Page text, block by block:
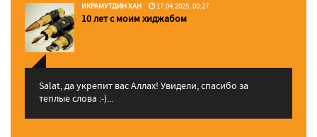
ИКРАМУТДИН ХАН 17.04.2025, 00:27
10 лет с моим хиджабом
Salat, да укрепит вас Аллаx! Увидели, спасибо за
теплые слова :-)...